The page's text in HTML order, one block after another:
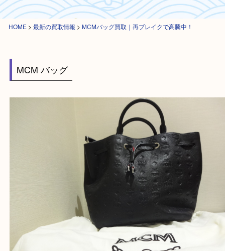
HOME